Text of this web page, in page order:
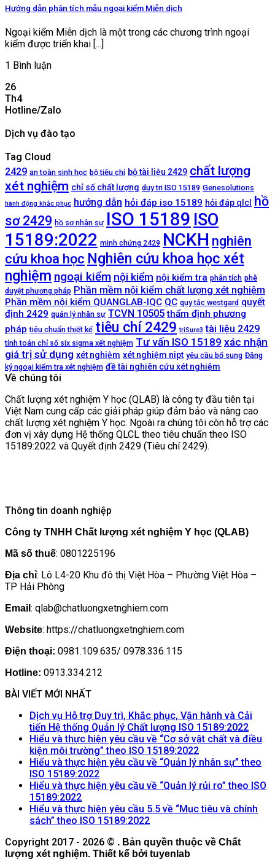
Hướng dẫn phân tích mẫu ngoại kiểm Miễn dịch
Ngoại kiểm Miễn dịch là một trong các chương trình ngoại
kiểm được triển khai [...]
1 Bình luận
26
Th4
Hotline/Zalo
Dịch vụ đào tạo
Tag Cloud
2429 an toàn sinh học bộ tiêu chí bộ tài liệu 2429 chất lượng
xét nghiệm chỉ số chất lượng duy tri ISO 15189 Genesolutions
hành động khắc phục hướng dẫn hỏi đáp iso 15189 hỏi đáp qlcl hồ
sơ 2429 hồ sơ nhân sự ISO 15189 ISO
15189:2022 minh chứng 2429 NCKH nghiên
cứu khoa học Nghiên cứu khoa học xét
nghiệm ngoại kiểm nội kiểm nội kiểm tra phân tích phê
duyệt phương pháp Phần mềm nội kiểm chất lượng xét nghiệm
Phần mềm nội kiểm QUANGLAB-IQC QC quy tắc westgard quyết
định 2429 quản lý nhân sự TCVN 10505 thẩm định phương
pháp tiêu chuẩn thiết kế tiêu chí 2429 triSure3 tài liệu 2429
tính toán chỉ số six sigma xết nghiệm Tư vấn ISO 15189 xác nhận
giá trị sử dụng xét nghiệm xét nghiệm nipt yêu cầu bổ sung Đăng
ký ngoại kiểm tra xét nghiệm đề tài nghiên cứu xét nghiệm
Về chúng tôi
Chất lượng xét nghiệm Y học (QLAB) là công ty đầu tiên tại
Việt Nam cung cấp các giải pháp giúp đảm bảo và nâng cao
chất lượng xét nghiệm Y học. Ngoài ra chúng tôi còn hỗ trợ các
đơn vị xây dựng Hệ thống QLCL theo tiêu chuẩn theo ISO
15189:2022 và Quyết định 2429 (Tiêu chí 2429).
Thông tin doanh nghiệp
Công ty TNHH Chất lượng xét nghiệm Y học (QLAB)
Mã số thuế: 0801225196
Địa chỉ: Lô L4-20 Khu đô thị Việt Hòa – Phường Việt Hòa –
TP Hải Phòng
Email : qlab@chatluongxetnghiem.com
Website: https://chatluongxetnghiem.com
Điện thoại: 0981.109.635/ 0978.336.115
Hotline: 0913.334.212
BÀI VIẾT MỚI NHẤT
Dịch vụ Hỗ trợ Duy trì, Khắc phục, Vận hành và Cải
tiến Hệ thống Quản lý Chất lượng ISO 15189:2022
có
luận
Dịch
Hỗ
Hiểu và thực hiện yêu cầu về “Cơ sở vật chất và điều
kiện môi trường” theo ISO 15189:2022Không
có
luận
Hiểu
hiện
Hiểu và thực hiện yêu cầu về “Quản lý nhân sự” theo
ISO 15189:2022Không
có
luận
ở
và
thực
Hiểu và thực hiện yêu cầu về “Quản lý rủi ro” theo ISO
15189:2022Không
có
bình
ở
Hiểu
Hiểu và thực hiện yêu cầu 5.5 về “Mục tiêu và chính
sách” theo ISO 15189:2022Không
bình
luận
Copyright 2017 - 2026 © . Bản quyền thuộc về Chất
lượng xét nghiệm. Thiết kế bởi tuyenlab